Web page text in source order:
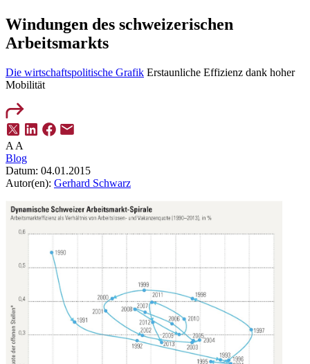
Windungen des schweizerischen
Arbeitsmarkts
Die wirtschaftspolitische Grafik Erstaunliche Effizienz dank hoher
Mobilität
A A
Blog
Datum: 04.01.2015
Autor(en): Gerhard Schwarz